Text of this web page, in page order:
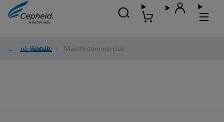
Pagina iniziale
/ Legale / Marchi commerciali